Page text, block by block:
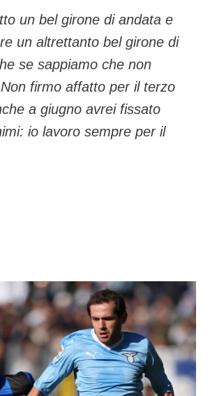
un bel girone di andata e
un altrettanto bel girone di
se sappiamo che non
firmo affatto per il terzo
a giugno avrei fissato
io lavoro sempre per il